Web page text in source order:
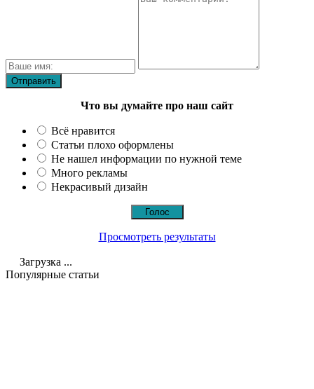
Что вы думайте про наш сайт
Всё нравится
Статьи плохо оформлены
Не нашел информации по нужной теме
Много рекламы
Некрасивый дизайн
Просмотреть результаты
Загрузка ...
Популярные статьи